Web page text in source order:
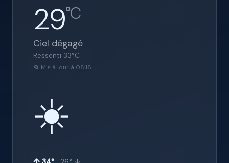
29°C
Ciel dégagé
Ressenti 33°C
🔄 Mis à jour à 08:18
☀️